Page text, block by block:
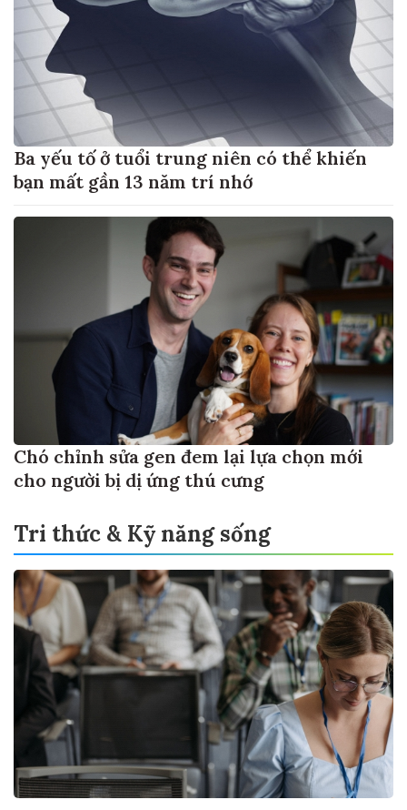
Ba yếu tố ở tuổi trung niên có thể khiến
bạn mất gần 13 năm trí nhớ
Chó chỉnh sửa gen đem lại lựa chọn mới
cho người bị dị ứng thú cưng
Tri thức & Kỹ năng sống